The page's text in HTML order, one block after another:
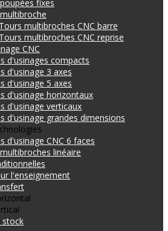
fixes
Tours multibroches CNC barre
Tours multibroches CNC reprise
CNC
d'usinages compacts
d'usinage 3 axes
d'usinage 5 axes
d'usinage horizontaux
d'usinage verticaux
d'usinage grandes dimensions
d'usinage CNC 6 faces
linéaire
l'enseignement
stock